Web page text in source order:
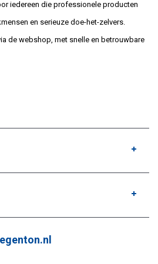
iedereen die professionele producten
en serieuze doe-het-zelvers.
de webshop, met snelle en betrouwbare